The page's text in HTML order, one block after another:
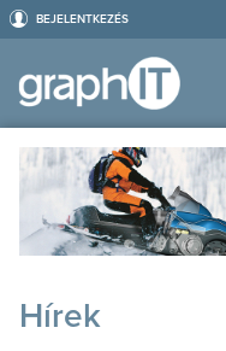
BEJELENTKEZÉS
Hírek